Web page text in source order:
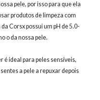
pele, por isso para que ela
produtos de limpeza com
Corsx possui um pH de 5.0-
o da nossa pele.
é ideal para peles sensíveis,
a pele a repuxar depois